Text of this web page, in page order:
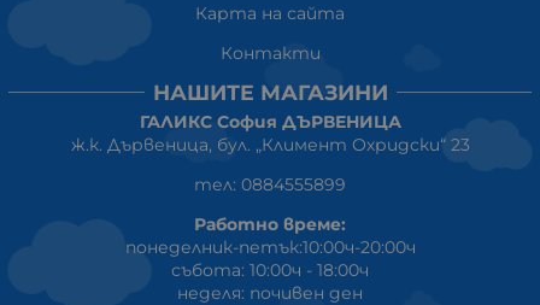
Карта на сайта
Контакти
НАШИТЕ МАГАЗИНИ
ГАЛИКС София ДЪРВЕНИЦА
ж.к. Дървеница, бул. „Климент Охридски“ 23
тел: 0884555899
Работно време:
понеделник-петък:10:00ч-20:00ч
събота: 10:00ч - 18:00ч
неделя: почивен ден